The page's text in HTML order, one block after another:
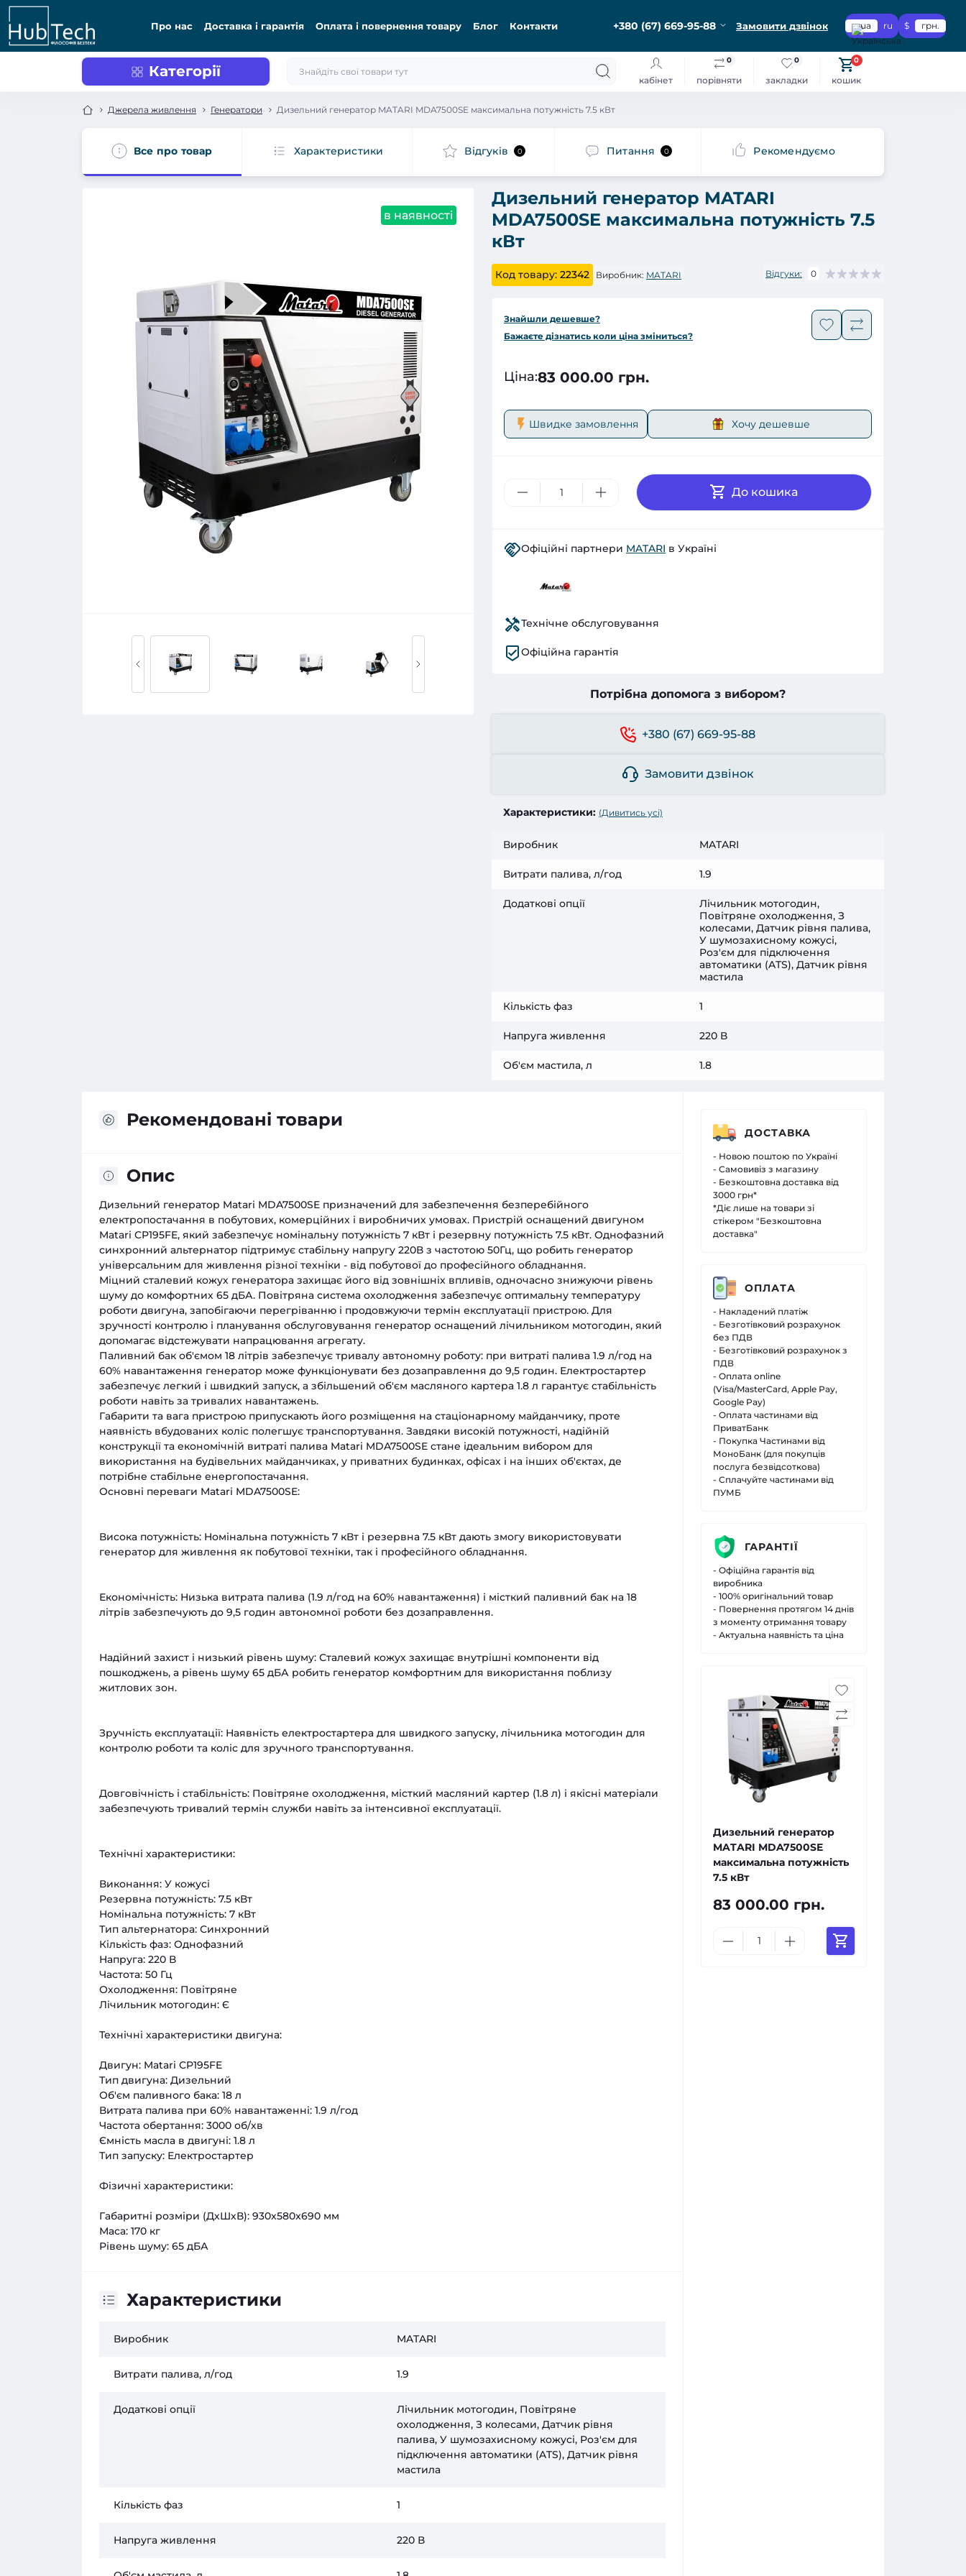
Про нас Доставка і гарантія Оплата і повернення товару Блог Контакти +380 (67) 669-95-88 Замовити дзвінок ua ru $ грн.
Категорії
кабінет порівняти
0
закладки
0
кошик
0
Джерела живлення Генератори Дизельний генератор MATARI MDA7500SE максимальна потужність 7.5 кВт
Все про товар Характеристики Відгуків 0 Питання 0 Рекомендуємо
в наявності
Дизельний генератор MATARI
MDA7500SE максимальна потужність 7.5
кВт
Код товару: 22342 Виробник: MATARI Відгуки: 0
Знайшли дешевше?
Бажаєте дізнатись коли ціна зміниться?
Ціна:83 000.00 грн.
Швидке замовлення Хочу дешевше
До кошика
Офіційні партнери MATARI в Україні
Технічне обслуговування
Офіційна гарантія
Потрібна допомога з вибором?
+380 (67) 669-95-88
Замовити дзвінок
Характеристики: (Дивитись усі)
Виробник MATARI
Витрати палива, л/год 1.9
Додаткові опції
Лічильник мотогодин,
Повітряне охолодження, З
колесами, Датчик рівня палива,
У шумозахисному кожусі,
Роз'єм для підключення
автоматики (ATS), Датчик рівня
мастила
Кількість фаз 1
Напруга живлення 220 В
Об'єм мастила, л 1.8
Рекомендовані товари
Опис
Дизельний генератор Matari MDA7500SE призначений для забезпечення безперебійного
електропостачання в побутових, комерційних і виробничих умовах. Пристрій оснащений двигуном
Matari CP195FE, який забезпечує номінальну потужність 7 кВт і резервну потужність 7.5 кВт. Однофазний
синхронний альтернатор підтримує стабільну напругу 220В з частотою 50Гц, що робить генератор
універсальним для живлення різної техніки - від побутової до професійного обладнання.
Міцний сталевий кожух генератора захищає його від зовнішніх впливів, одночасно знижуючи рівень
шуму до комфортних 65 дБА. Повітряна система охолодження забезпечує оптимальну температуру
роботи двигуна, запобігаючи перегріванню і продовжуючи термін експлуатації пристрою. Для
зручності контролю і планування обслуговування генератор оснащений лічильником мотогодин, який
допомагає відстежувати напрацювання агрегату.
Паливний бак об'ємом 18 літрів забезпечує тривалу автономну роботу: при витраті палива 1.9 л/год на
60% навантаження генератор може функціонувати без дозаправлення до 9,5 годин. Електростартер
забезпечує легкий і швидкий запуск, а збільшений об'єм масляного картера 1.8 л гарантує стабільність
роботи навіть за тривалих навантажень.
Габарити та вага пристрою припускають його розміщення на стаціонарному майданчику, проте
наявність вбудованих коліс полегшує транспортування. Завдяки високій потужності, надійній
конструкції та економічній витраті палива Matari MDA7500SE стане ідеальним вибором для
використання на будівельних майданчиках, у приватних будинках, офісах і на інших об'єктах, де
потрібне стабільне енергопостачання.
Основні переваги Matari MDA7500SE:
Висока потужність: Номінальна потужність 7 кВт і резервна 7.5 кВт дають змогу використовувати
генератор для живлення як побутової техніки, так і професійного обладнання.
Економічність: Низька витрата палива (1.9 л/год на 60% навантаження) і місткий паливний бак на 18
літрів забезпечують до 9,5 годин автономної роботи без дозаправлення.
Надійний захист і низький рівень шуму: Сталевий кожух захищає внутрішні компоненти від
пошкоджень, а рівень шуму 65 дБА робить генератор комфортним для використання поблизу
житлових зон.
Зручність експлуатації: Наявність електростартера для швидкого запуску, лічильника мотогодин для
контролю роботи та коліс для зручного транспортування.
Довговічність і стабільність: Повітряне охолодження, місткий масляний картер (1.8 л) і якісні матеріали
забезпечують тривалий термін служби навіть за інтенсивної експлуатації.
Технічні характеристики:
Виконання: У кожусі
Резервна потужність: 7.5 кВт
Номінальна потужність: 7 кВт
Тип альтернатора: Синхронний
Кількість фаз: Однофазний
Напруга: 220 В
Частота: 50 Гц
Охолодження: Повітряне
Лічильник мотогодин: Є
Технічні характеристики двигуна:
Двигун: Matari CP195FE
Тип двигуна: Дизельний
Об'єм паливного бака: 18 л
Витрата палива при 60% навантаженні: 1.9 л/год
Частота обертання: 3000 об/хв
Ємність масла в двигуні: 1.8 л
Тип запуску: Електростартер
Фізичні характеристики:
Габаритні розміри (ДхШхВ): 930x580x690 мм
Маса: 170 кг
Рівень шуму: 65 дБА
Характеристики
Виробник MATARI
Витрати палива, л/год 1.9
Додаткові опції
Лічильник мотогодин, Повітряне
охолодження, З колесами, Датчик рівня
палива, У шумозахисному кожусі, Роз'єм для
підключення автоматики (ATS), Датчик рівня
мастила
Кількість фаз 1
Напруга живлення 220 В
ДОСТАВКА
- Новою поштою по Україні
- Самовивіз з магазину
- Безкоштовна доставка від
3000 грн*
*Діє лише на товари зі
стікером "Безкоштовна
доставка"
ОПЛАТА
- Накладений платіж
- Безготівковий розрахунок
без ПДВ
- Безготівковий розрахунок з
ПДВ
- Оплата online
(Visa/MasterCard, Apple Pay,
Google Pay)
- Оплата частинами від
ПриватБанк
- Покупка Частинами від
МоноБанк (для покупців
послуга безвідсоткова)
- Сплачуйте частинами від
ПУМБ
ГАРАНТІЇ
- Офіційна гарантія від
виробника
- 100% оригінальний товар
- Повернення протягом 14 днів
з моменту отримання товару
- Актуальна наявність та ціна
Дизельний генератор
MATARI MDA7500SE
максимальна потужність
7.5 кВт
83 000.00 грн.